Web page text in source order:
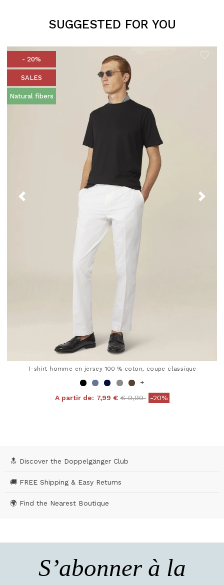
SUGGESTED FOR YOU
- 20%
SALES
Natural fibers
T-shirt homme en jersey 100 % coton, coupe classique
+
A partir de: 7,99 € Price reduced from
€ 9,99to-20%
🔝 Discover the Doppelgänger Club
🚚 FREE Shipping & Easy Returns
🌍 Find the Nearest Boutique
S’abonner à la